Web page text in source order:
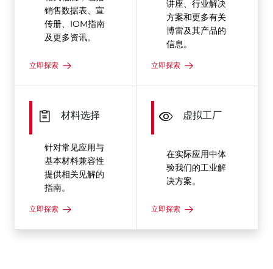
销售数据表、宣
传册、IOM指南
及更多资讯。
立即探索
讲座、行业解决
方案和更多有关
博雷及其产品的
信息。
立即探索
材料选择
针对常见应用与
基本材料兼容性
提供相关见解的
指南。
立即探索
虚拟工厂
在实际应用中体
验我们的工业解
决方案。
立即探索